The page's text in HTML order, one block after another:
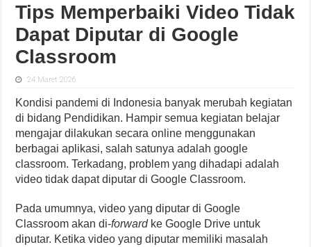
Tips Memperbaiki Video Tidak
Dapat Diputar di Google
Classroom
24 Maret 2026
Kondisi pandemi di Indonesia banyak merubah kegiatan
di bidang Pendidikan. Hampir semua kegiatan belajar
mengajar dilakukan secara online menggunakan
berbagai aplikasi, salah satunya adalah google
classroom. Terkadang, problem yang dihadapi adalah
video tidak dapat diputar di Google Classroom.
Pada umumnya, video yang diputar di Google
Classroom akan di-forward ke Google Drive untuk
diputar. Ketika video yang diputar memiliki masalah